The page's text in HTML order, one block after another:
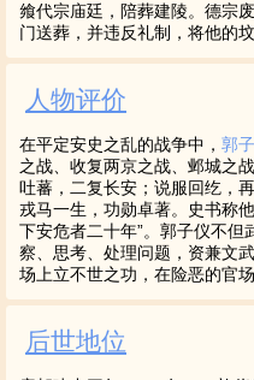
飨代宗庙廷，陪葬建陵。德宗
门送葬，并违反礼制，将他的坟
人物评价
在平定安史之乱的战争中， 郭
之战、收复两京之战、邺城之
吐蕃，二复长安；说服回纥，
戎马一生，功勋卓著。史书称
下安危者二十年”。郭子仪不
察、思考、处理问题，资兼文
场上立不世之功，在险恶的官
后世地位